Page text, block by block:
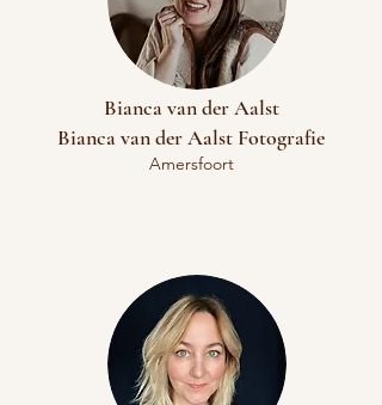
Bianca van der Aalst
Bianca van der Aalst Fotografie
Amersfoort